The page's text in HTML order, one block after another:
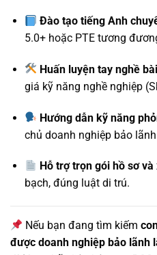
Đào tạo tiếng Anh
5.0+ hoặc PTE tương
Huấn luyện tay nghề
giá kỹ năng nghề nghiệp
Hướng dẫn kỹ năng
chủ doanh nghiệp bảo lãnh
Hỗ trợ trọn gói hồ sơ
bạch, đúng luật di trú.
Nếu bạn đang tìm kiếm
được doanh nghiệp bảo lãnh